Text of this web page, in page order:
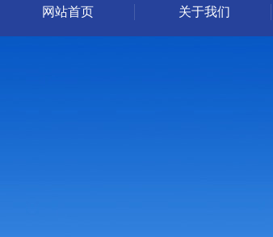
网站首页 关于我们